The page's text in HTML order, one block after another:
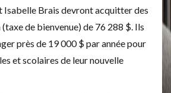
Isabelle Brais devront acquitter des
de bienvenue) de 76 288 $. Ils
près de 19 000 $ par année pour
et scolaires de leur nouvelle